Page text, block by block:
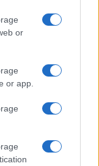
or
or app.